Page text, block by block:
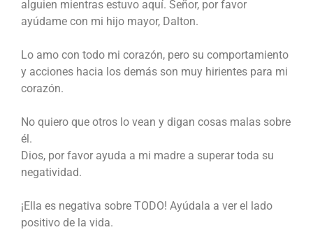
alguien mientras estuvo aquí. Señor, por favor
ayúdame con mi hijo mayor, Dalton.
Lo amo con todo mi corazón, pero su comportamiento
y acciones hacia los demás son muy hirientes para mi
corazón.
No quiero que otros lo vean y digan cosas malas sobre
él.
Dios, por favor ayuda a mi madre a superar toda su
negatividad.
¡Ella es negativa sobre TODO! Ayúdala a ver el lado
positivo de la vida.